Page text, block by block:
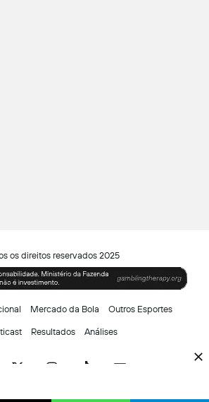
os direitos reservados 2025
Mercado da Bola Outros Esportes
Resultados Análises
InstagramTikTokSiga-